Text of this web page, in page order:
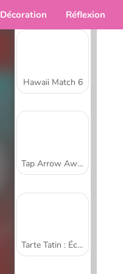
Décoration Réflexion
Hawaii Match 6
Tap Arrow Away
Tarte Tatin : École de cuisine de Sara